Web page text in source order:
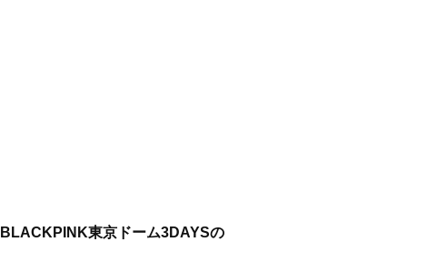
東京ドーム3DAYSの